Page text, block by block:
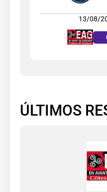
13/08/
ÚLTIMOS